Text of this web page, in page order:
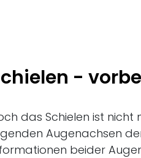
-
das Schielen ist
Augenachsen
beider